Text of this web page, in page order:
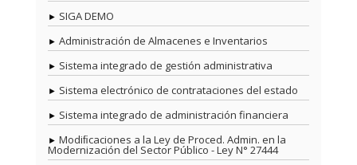
SIGA DEMO
Administración de Almacenes e Inventarios
Sistema integrado de gestión administrativa
Sistema electrónico de contrataciones del estado
Sistema integrado de administración financiera
Modiﬁcaciones a la Ley de Proced. Admin. en la
Modernización del Sector Público - Ley N° 27444